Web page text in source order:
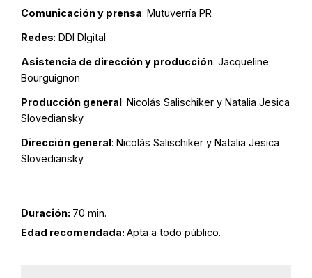
Comunicación y prensa: Mutuverría PR
Redes: DDI DIgital
Asistencia de dirección y producción: Jacqueline
Bourguignon
Producción general: Nicolás Salischiker y Natalia Jesica
Slovediansky
Dirección general: Nicolás Salischiker y Natalia Jesica
Slovediansky
Duración: 70 min.
Edad recomendada: Apta a todo público.